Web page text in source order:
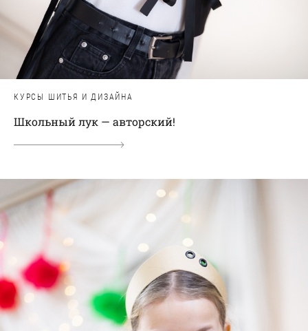
КУРСЫ ШИТЬЯ И ДИЗАЙНА
Школьный лук — авторский!